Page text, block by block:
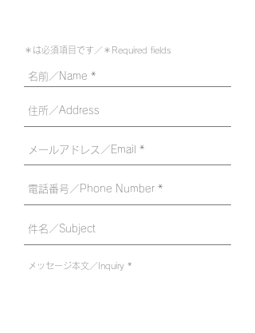
＊は必須項目です／＊Required fields